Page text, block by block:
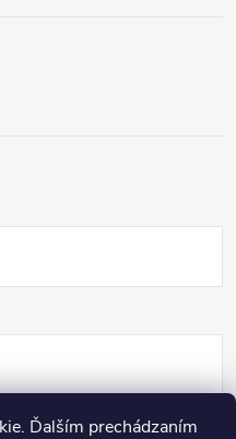
Ďalším prechádzaním